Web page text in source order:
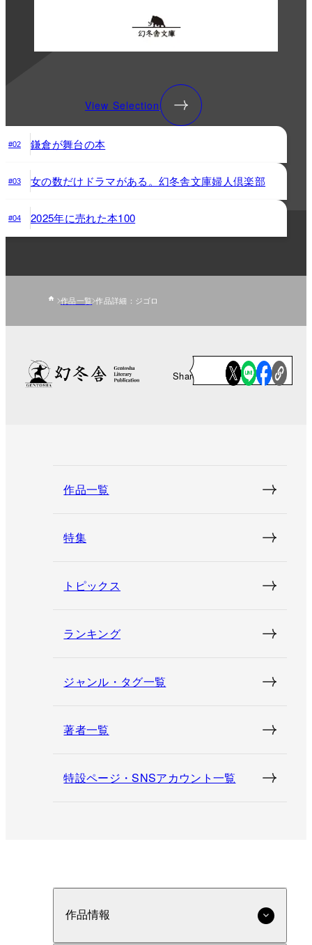
View Selection
#02 鎌倉が舞台の本
#03 女の数だけドラマがある。幻冬舎文庫婦人倶楽部
#04 2025年に売れた本100
作品一覧 作品詳細：ジゴロ
Share
作品一覧
特集
トピックス
ランキング
ジャンル・タグ一覧
著者一覧
特設ページ・SNSアカウント一覧
作品情報